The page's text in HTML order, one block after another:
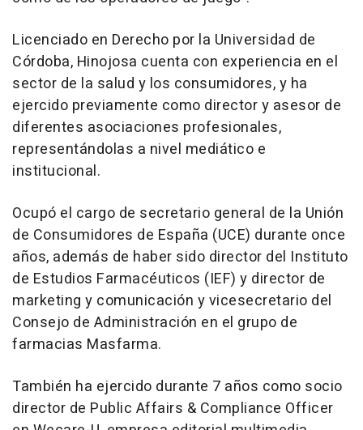
Licenciado en Derecho por la Universidad de
Córdoba, Hinojosa cuenta con experiencia en el
sector de la salud y los consumidores, y ha
ejercido previamente como director y asesor de
diferentes asociaciones profesionales,
representándolas a nivel mediático e
institucional.
Ocupó el cargo de secretario general de la Unión
de Consumidores de España (UCE) durante once
años, además de haber sido director del Instituto
de Estudios Farmacéuticos (IEF) y director de
marketing y comunicación y vicesecretario del
Consejo de Administración en el grupo de
farmacias Masfarma.
También ha ejercido durante 7 años como socio
director de Public Affairs & Compliance Officer